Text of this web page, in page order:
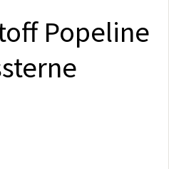
Popeline